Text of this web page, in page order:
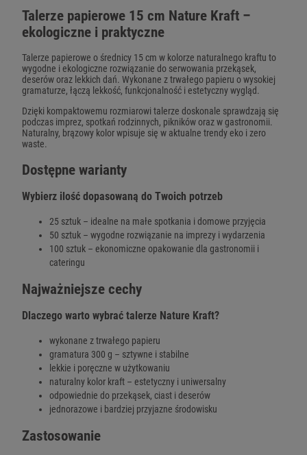
Talerze papierowe 15 cm Nature Kraft –
ekologiczne i praktyczne
Talerze papierowe o średnicy 15 cm w kolorze naturalnego kraftu to
wygodne i ekologiczne rozwiązanie do serwowania przekąsek,
deserów oraz lekkich dań. Wykonane z trwałego papieru o wysokiej
gramaturze, łączą lekkość, funkcjonalność i estetyczny wygląd.
Dzięki kompaktowemu rozmiarowi talerze doskonale sprawdzają się
podczas imprez, spotkań rodzinnych, pikników oraz w gastronomii.
Naturalny, brązowy kolor wpisuje się w aktualne trendy eko i zero
waste.
Dostępne warianty
Wybierz ilość dopasowaną do Twoich potrzeb
25 sztuk – idealne na małe spotkania i domowe przyjęcia
50 sztuk – wygodne rozwiązanie na imprezy i wydarzenia
100 sztuk – ekonomiczne opakowanie dla gastronomii i
cateringu
Najważniejsze cechy
Dlaczego warto wybrać talerze Nature Kraft?
wykonane z trwałego papieru
gramatura 300 g – sztywne i stabilne
lekkie i poręczne w użytkowaniu
naturalny kolor kraft – estetyczny i uniwersalny
odpowiednie do przekąsek, ciast i deserów
jednorazowe i bardziej przyjazne środowisku
Zastosowanie